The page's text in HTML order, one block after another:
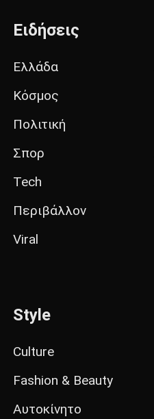
Ειδήσεις
Ελλάδα
Κόσμος
Πολιτική
Σπορ
Tech
Περιβάλλον
Viral
Style
Culture
Fashion & Beauty
Αυτοκίνητο